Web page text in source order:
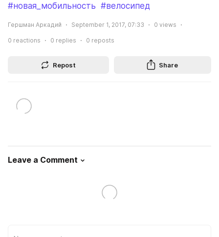
#новая_мобильность #велосипед
Гершман Аркадий September 1, 2017, 07:33 0 views
0 reactions 0 replies 0 reposts
Repost Share
Leave a Comment